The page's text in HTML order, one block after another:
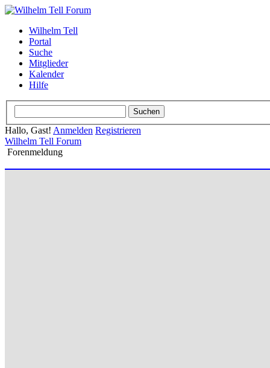
Wilhelm Tell
Portal
Suche
Mitglieder
Kalender
Hilfe
Hallo, Gast! Anmelden Registrieren
Wilhelm Tell Forum
Forenmeldung